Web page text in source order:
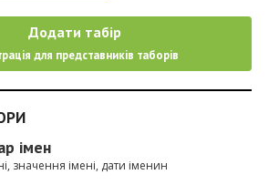
Додати табір
для представників таборів
імен
значення імені, дати іменин